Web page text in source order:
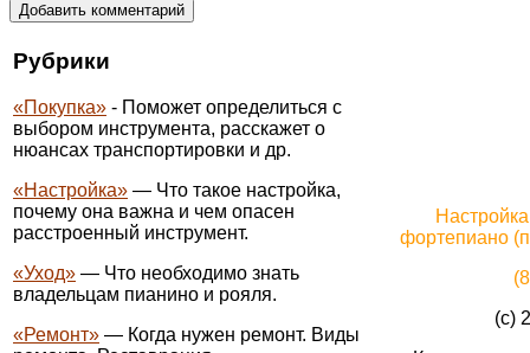
Добавить комментарий
Рубрики
«Покупка» - Поможет определиться с
выбором инструмента, расскажет о
нюансах транспортировки и др.
«Настройка» — Что такое настройка,
почему она важна и чем опасен
расстроенный инструмент.
«Уход» — Что необходимо знать
владельцам пианино и рояля.
«Ремонт» — Когда нужен ремонт. Виды
фортепиано
(c)